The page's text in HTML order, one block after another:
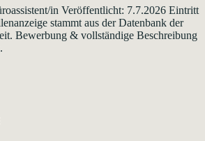
in Veröffentlicht: 7.7.2026 Eintritt
stammt aus der Datenbank der
Bewerbung & vollständige Beschreibung